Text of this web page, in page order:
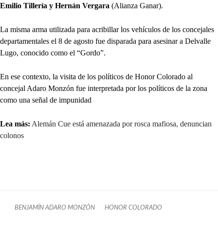
Emilio Tillería y Hernán Vergara (Alianza Ganar).
La misma arma utilizada para acribillar los vehículos de los concejales
departamentales el 8 de agosto fue disparada para asesinar a Delvalle
Lugo, conocido como el “Gordo”.
En ese contexto, la visita de los políticos de Honor Colorado al
concejal Adaro Monzón fue interpretada por los políticos de la zona
como una señal de impunidad
Lea más: Alemán Cue está amenazada por rosca mafiosa, denuncian
colonos
BENJAMÍN ADARO MONZÓN HONOR COLORADO